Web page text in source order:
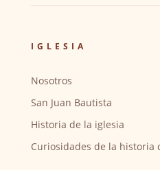
IGLESIA
Nosotros
San Juan Bautista
Historia de la iglesia
Curiosidades de la historia